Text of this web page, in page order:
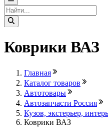
Коврики ВАЗ
Главная
Каталог товаров
Автотовары
Автозапчасти Россия
Кузов, экстерьер,
Коврики ВАЗ